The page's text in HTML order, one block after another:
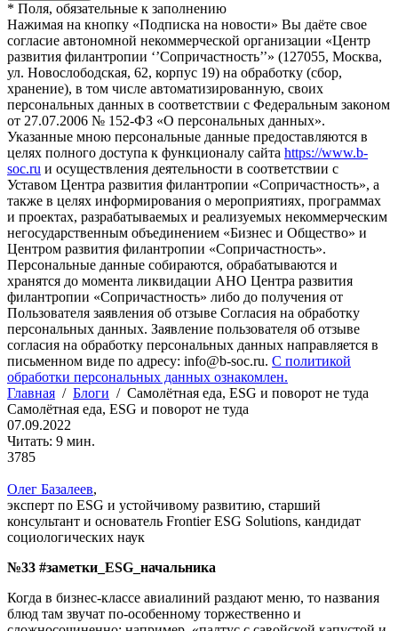
* Поля, обязательные к заполнению
Нажимая на кнопку «Подписка на новости» Вы даёте свое
согласие автономной некоммерческой организации «Центр
развития филантропии ‘’Сопричастность’’» (127055, Москва,
ул. Новослободская, 62, корпус 19) на обработку (сбор,
хранение), в том числе автоматизированную, своих
персональных данных в соответствии с Федеральным законом
от 27.07.2006 № 152-ФЗ «О персональных данных».
Указанные мною персональные данные предоставляются в
целях полного доступа к функционалу сайта https://www.b-
soc.ru и осуществления деятельности в соответствии с
Уставом Центра развития филантропии «Сопричастность», а
также в целях информирования о мероприятиях, программах
и проектах, разрабатываемых и реализуемых некоммерческим
негосударственным объединением «Бизнес и Общество» и
Центром развития филантропии «Сопричастность».
Персональные данные собираются, обрабатываются и
хранятся до момента ликвидации АНО Центра развития
филантропии «Сопричастность» либо до получения от
Пользователя заявления об отзыве Согласия на обработку
персональных данных. Заявление пользователя об отзыве
согласия на обработку персональных данных направляется в
письменном виде по адресу: info@b-soc.ru. С политикой
обработки персональных данных ознакомлен.
Главная / Блоги / Самолётная еда, ESG и поворот не туда
Самолётная еда, ESG и поворот не туда
07.09.2022
Читать: 9 мин.
3785
Олег Базалеев,
эксперт по ESG и устойчивому развитию, старший
консультант и основатель Frontier ESG Solutions, кандидат
социологических наук
№33 #заметки_ESG_начальника
Когда в бизнес-классе авиалиний раздают меню, то названия
блюд там звучат по-особенному торжественно и